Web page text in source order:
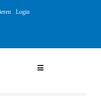
Login
Toggle